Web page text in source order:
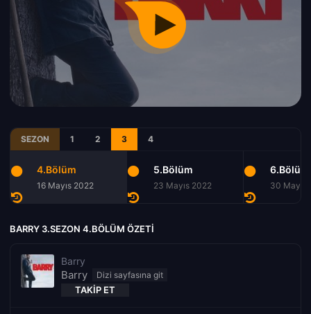
SEZON 1 2 3 4
4.Bölüm
16 Mayıs 2022
5.Bölüm
23 Mayıs 2022
6.Bölüm
30 Mayıs
BARRY 3.SEZON 4.BÖLÜM ÖZETI
Barry
Barry
TAKIP ET